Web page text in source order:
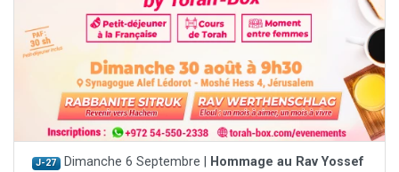
J-27 Dimanche 6 Septembre |
Hommage au Rav Yossef